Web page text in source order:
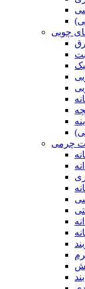
چوبی
آینه
چرمی